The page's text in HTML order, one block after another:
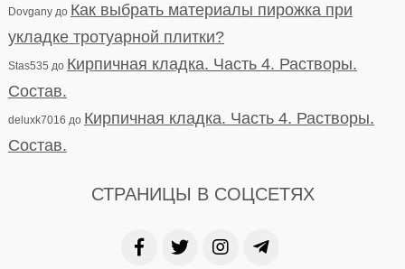
Dovganyдо Как выбрать материалы пирожка при
укладке тротуарной плитки?
Stas535 до Кирпичная кладка. Часть 4. Растворы.
Состав.
deluxk7016 до Кирпичная кладка. Часть 4. Растворы.
Состав.
СТРАНИЦЫ В СОЦСЕТЯХ